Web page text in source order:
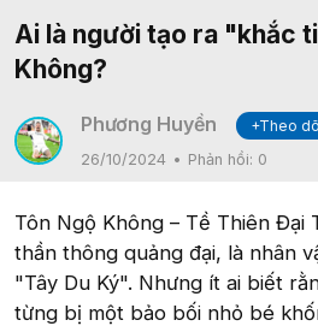
Ai là người tạo ra "khắc
Không?
Phương Huyền
+Theo
26/10/2024
Phản hồi: 0
Tôn Ngộ Không – Tề Thiên Đại
thần thông quảng đại, là nhân
"Tây Du Ký". Nhưng ít ai biết
từng bị một bảo bối nhỏ bé